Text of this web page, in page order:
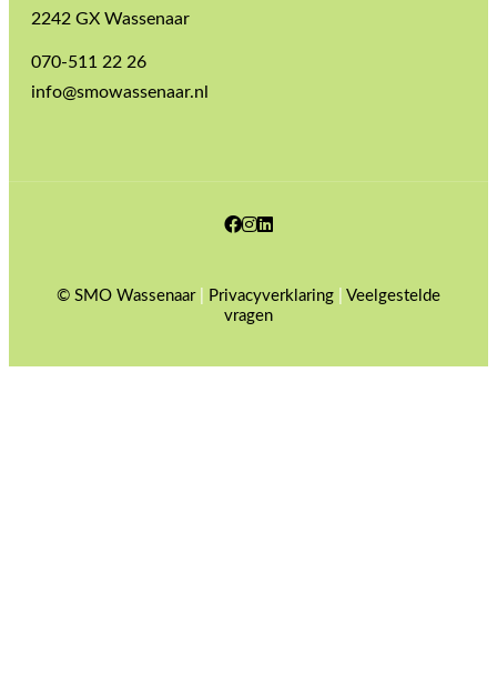
2242 GX Wassenaar
070-511 22 26
info@smowassenaar.nl
Facebook
Instagram
© SMO Wassenaar| Privacyverklaring
Veelgestelde
vragen